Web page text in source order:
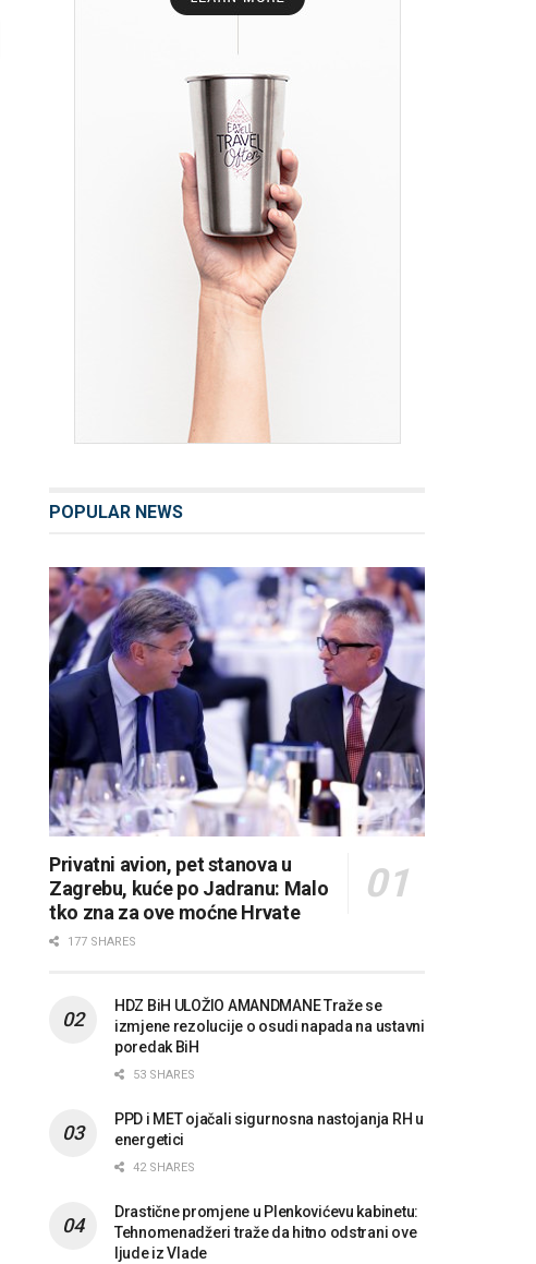
POPULAR NEWS
Privatni avion, pet stanova u
Zagrebu, kuće po Jadranu: Malo
tko zna za ove moćne Hrvate
177 SHARES
HDZ BiH ULOŽIO AMANDMANE Traže se
izmjene rezolucije o osudi napada na ustavni
poredak BiH
53 SHARES
PPD i MET ojačali sigurnosna nastojanja RH u
energetici
42 SHARES
Drastične promjene u Plenkovićevu kabinetu:
Tehnomenadžeri traže da hitno odstrani ove
ljude iz Vlade